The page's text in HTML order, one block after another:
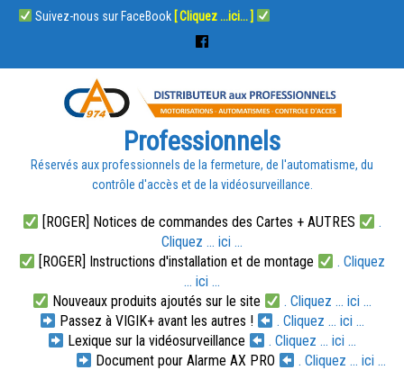
Suivez-nous sur FaceBook [ Cliquez ...ici... ]
Professionnels
Réservés aux professionnels de la fermeture, de l'automatisme, du
contrôle d'accès et de la vidéosurveillance.
[ROGER] Notices de commandes des Cartes + AUTRES
.
Cliquez ... ici ...
[ROGER] Instructions d'installation et de montage
. Cliquez
... ici ...
Nouveaux produits ajoutés sur le site
. Cliquez ... ici ...
Passez à VIGIK+ avant les autres !
. Cliquez ... ici ...
Lexique sur la vidéosurveillance
. Cliquez ... ici ...
Document pour Alarme AX PRO
. Cliquez ... ici ...